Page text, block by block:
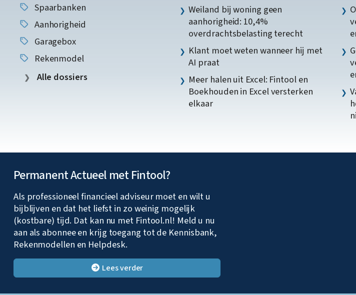
Spaarbanken
Aanhorigheid
Garagebox
Rekenmodel
Alle dossiers
Weiland bij woning geen
aanhorigheid: 10,4%
overdrachtsbelasting terecht
Klant moet weten wanneer hij met
AI praat
Meer halen uit Excel: Fintool en
Boekhouden in Excel versterken
elkaar
Permanent Actueel met Fintool?
Als professioneel financieel adviseur moet en wilt u
bijblijven en dat het liefst in zo weinig mogelijk
(kostbare) tijd. Dat kan nu met Fintool.nl! Meld u nu
aan als abonnee en krijg toegang tot de Kennisbank,
Rekenmodellen en Helpdesk.
Lees verder